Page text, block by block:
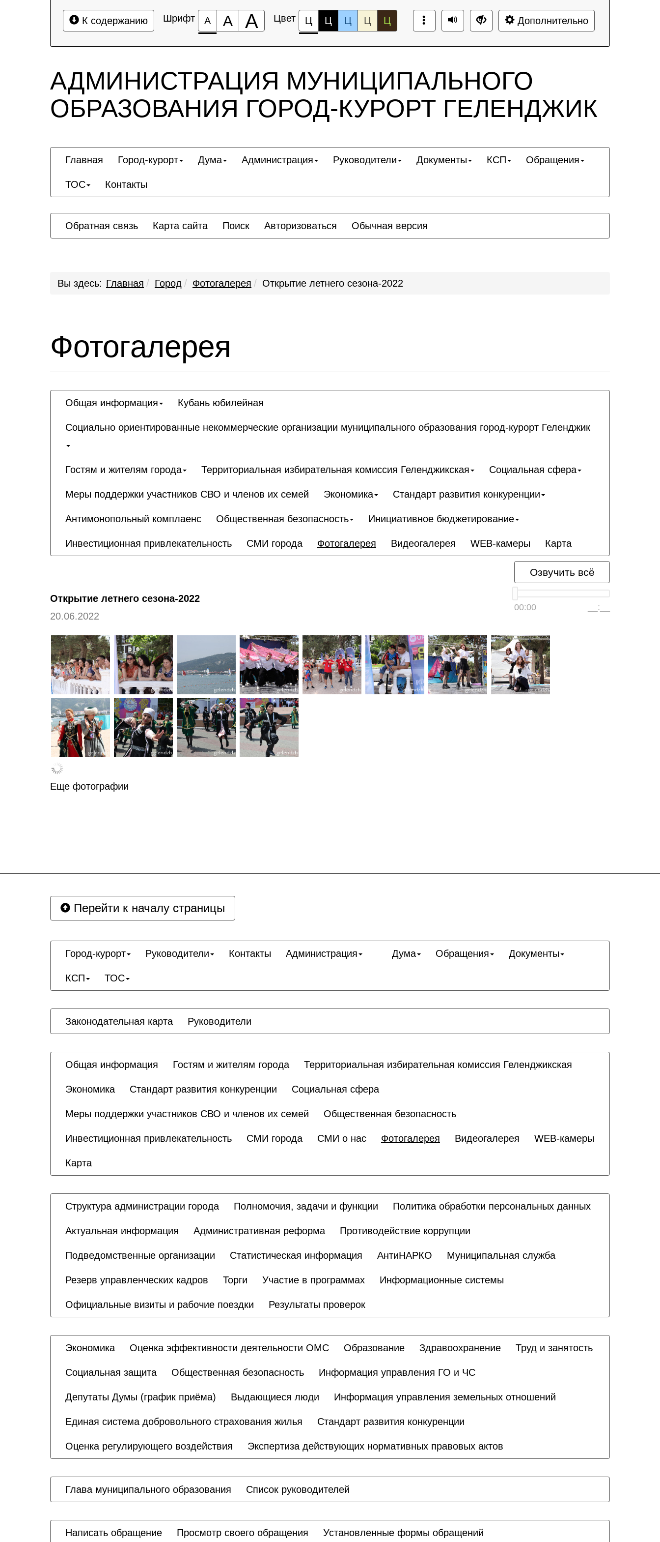
К содержанию Шрифт А А А Цвет Ц Ц Ц Ц Ц Дополнительно
АДМИНИСТРАЦИЯ МУНИЦИПАЛЬНОГО
ОБРАЗОВАНИЯ ГОРОД-КУРОРТ ГЕЛЕНДЖИК
Главная Город-курорт Дума Администрация Руководители Документы КСП Обращения
ТОС Контакты
Обратная связь Карта сайта Поиск Авторизоваться Обычная версия
Вы здесь: Главная Город Фотогалерея Открытие летнего сезона-2022
Фотогалерея
Общая информация Кубань юбилейная
Социально ориентированные некоммерческие организации муниципального образования город-курорт Геленджик
Гостям и жителям города Территориальная избирательная комиссия Геленджикcкая Социальная сфера
Меры поддержки участников СВО и членов их семей Экономика Стандарт развития конкуренции
Антимонопольный комплаенс Общественная безопасность Инициативное бюджетирование
Инвестиционная привлекательность СМИ города Фотогалерея Видеогалерея WEB-камеры Карта
Озвучить всё
00:00 __:__
Открытие летнего сезона-2022
20.06.2022
Еще фотографии
Перейти к началу страницы
Город-курорт Руководители Контакты Администрация Дума Обращения Документы
КСП ТОС
Законодательная карта Руководители
Общая информация Гостям и жителям города Территориальная избирательная комиссия Геленджикcкая
Экономика Стандарт развития конкуренции Социальная сфера
Меры поддержки участников СВО и членов их семей Общественная безопасность
Инвестиционная привлекательность СМИ города СМИ о нас Фотогалерея Видеогалерея WEB-камеры
Карта
Структура администрации города Полномочия, задачи и функции Политика обработки персональных данных
Актуальная информация Административная реформа Противодействие коррупции
Подведомственные организации Статистическая информация АнтиНАРКО Муниципальная служба
Резерв управленческих кадров Торги Участие в программах Информационные системы
Официальные визиты и рабочие поездки Результаты проверок
Экономика Оценка эффективности деятельности ОМС Образование Здравоохранение Труд и занятость
Социальная защита Общественная безопасность Информация управления ГО и ЧС
Депутаты Думы (график приёма) Выдающиеся люди Информация управления земельных отношений
Единая система добровольного страхования жилья Стандарт развития конкуренции
Оценка регулирующего воздействия Экспертиза действующих нормативных правовых актов
Глава муниципального образования Список руководителей
Написать обращение Просмотр своего обращения Установленные формы обращений